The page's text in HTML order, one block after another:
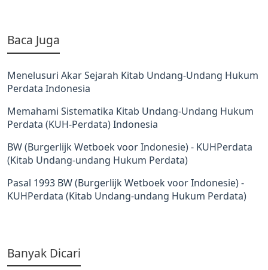
Baca Juga
Menelusuri Akar Sejarah Kitab Undang-Undang Hukum
Perdata Indonesia
Memahami Sistematika Kitab Undang-Undang Hukum
Perdata (KUH-Perdata) Indonesia
BW (Burgerlijk Wetboek voor Indonesie) - KUHPerdata
(Kitab Undang-undang Hukum Perdata)
Pasal 1993 BW (Burgerlijk Wetboek voor Indonesie) -
KUHPerdata (Kitab Undang-undang Hukum Perdata)
Banyak Dicari